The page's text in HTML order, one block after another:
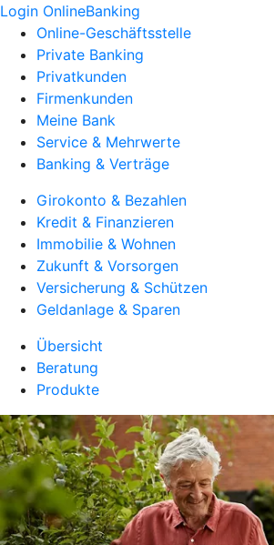
Login OnlineBanking
Online-Geschäftsstelle
Private Banking
Privatkunden
Firmenkunden
Meine Bank
Service & Mehrwerte
Banking & Verträge
Girokonto & Bezahlen
Kredit & Finanzieren
Immobilie & Wohnen
Zukunft & Vorsorgen
Versicherung & Schützen
Geldanlage & Sparen
Übersicht
Beratung
Produkte